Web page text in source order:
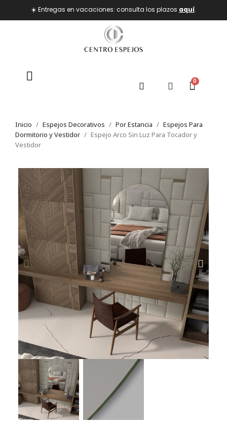
☀️ Entregas en vacaciones: consulta los plazos aquí.
Inicio Espejos Decorativos Por Estancia
Espejos Para
Dormitorio y Vestidor
Espejo Arco Sin Luz Para Tocador y
Vestidor